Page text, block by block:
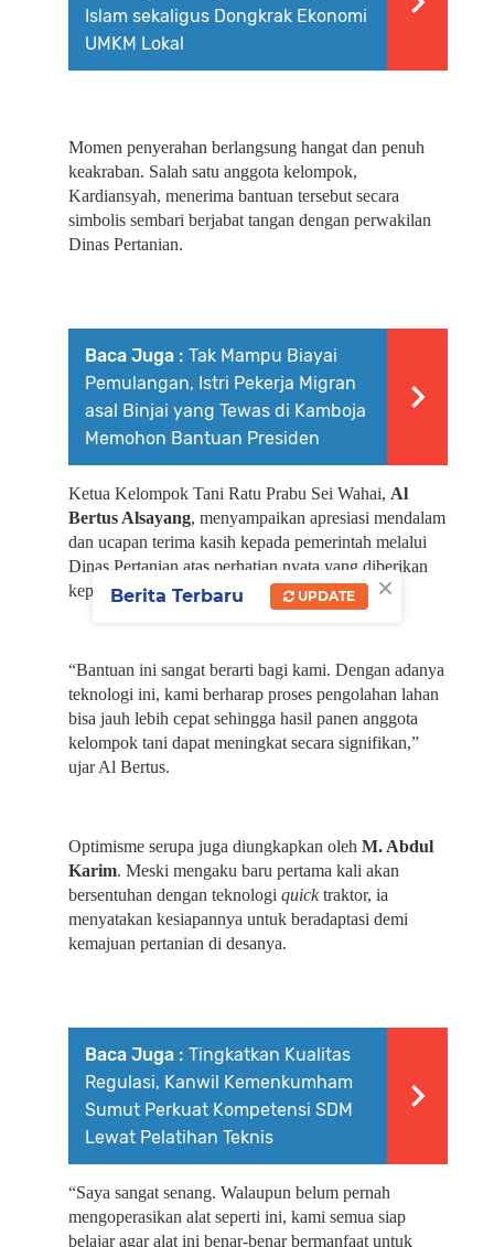
Islam sekaligus Dongkrak Ekonomi
UMKM Lokal
Momen penyerahan berlangsung hangat dan penuh
keakraban. Salah satu anggota kelompok,
Kardiansyah, menerima bantuan tersebut secara
simbolis sembari berjabat tangan dengan perwakilan
Dinas Pertanian.
Baca Juga : Tak Mampu Biayai
Pemulangan, Istri Pekerja Migran
asal Binjai yang Tewas di Kamboja
Memohon Bantuan Presiden
Ketua Kelompok Tani Ratu Prabu Sei Wahai, Al
Bertus Alsayang, menyampaikan apresiasi mendalam
dan ucapan terima kasih kepada pemerintah melalui
Dinas Pertanian atas perhatian nyata yang diberikan
kepada kelompok mereka.
“Bantuan ini sangat berarti bagi kami. Dengan adanya
teknologi ini, kami berharap proses pengolahan lahan
bisa jauh lebih cepat sehingga hasil panen anggota
kelompok tani dapat meningkat secara signifikan,”
ujar Al Bertus.
Optimisme serupa juga diungkapkan oleh M. Abdul
Karim. Meski mengaku baru pertama kali akan
bersentuhan dengan teknologi quick traktor, ia
menyatakan kesiapannya untuk beradaptasi demi
kemajuan pertanian di desanya.
Baca Juga : Tingkatkan Kualitas
Regulasi, Kanwil Kemenkumham
Sumut Perkuat Kompetensi SDM
Lewat Pelatihan Teknis
“Saya sangat senang. Walaupun belum pernah
mengoperasikan alat seperti ini, kami semua siap
belajar agar alat ini benar-benar bermanfaat untuk
×
Berita Terbaru UPDATE